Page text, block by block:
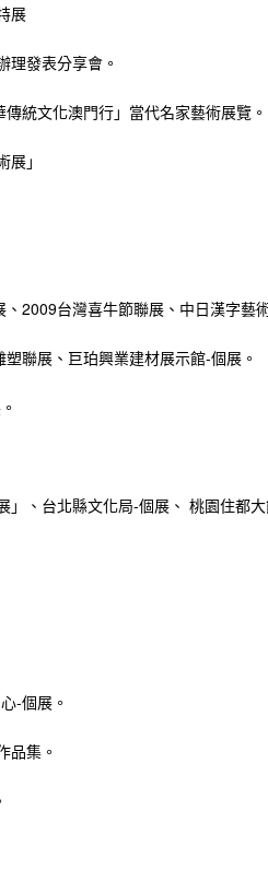
展
理發表分享會。
統文化澳門行」當代名家藝術展覽。
」
2009台灣喜牛節聯展、中日漢字藝
聯展、巨珀興業建材展示館-個展。
、台北縣文化局-個展、 桃園住都大
-個展。
品集。